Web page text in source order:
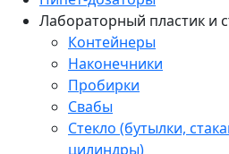
Лабораторный пластик и
Контейнеры
Наконечники
Пробирки
Свабы
Стекло (бутылки,
цилиндры)